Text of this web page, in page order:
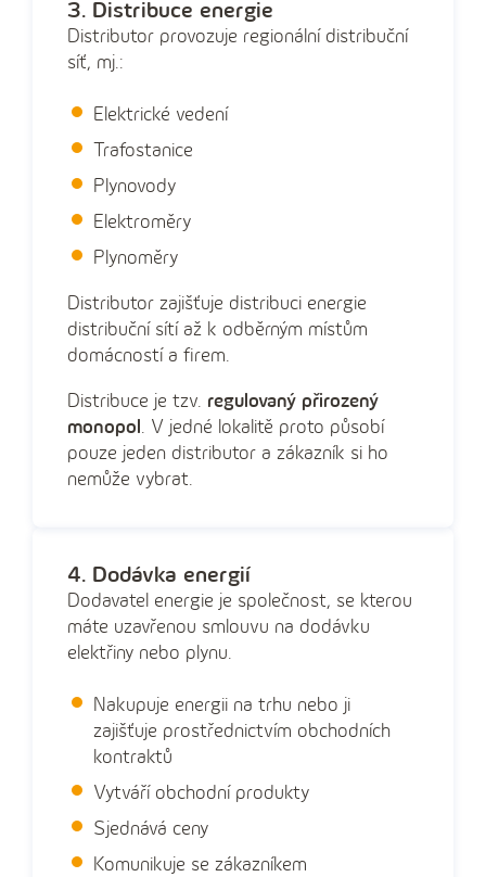
3. Distribuce energie
Distributor provozuje regionální distribuční
síť, mj.:
Elektrické vedení
Trafostanice
Plynovody
Elektroměry
Plynoměry
Distributor zajišťuje distribuci energie
distribuční sítí až k odběrným místům
domácností a firem.
Distribuce je tzv. regulovaný přirozený
monopol . V jedné lokalitě proto působí
pouze jeden distributor a zákazník si ho
nemůže vybrat.
4. Dodávka energií
Dodavatel energie je společnost, se kterou
máte uzavřenou smlouvu na dodávku
elektřiny nebo plynu.
Nakupuje energii na trhu nebo ji
zajišťuje prostřednictvím obchodních
kontraktů
Vytváří obchodní produkty
Sjednává ceny
Komunikuje se zákazníkem